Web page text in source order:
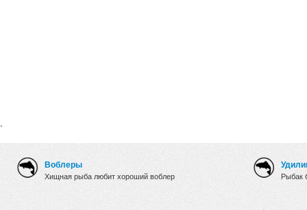
.
Воблеры
Хищная рыба любит хороший воблер Рыбак